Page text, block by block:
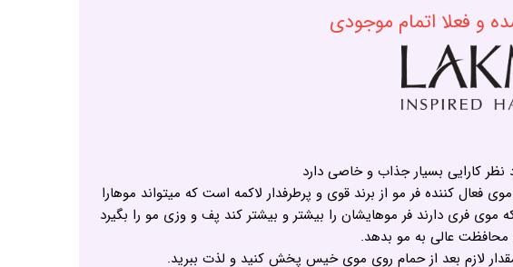
و فعلا اتمام موجودی
کارایی بسیار جذاب و خاصی دارد
فعال کننده فر مو از برند قوی و پرطرفدار لاکمه است که میتواند موهارا
که موی فری دارند فر موهایشان را بیشتر و بیشتر کند پف و وزی مو را بگیرد
عالی به مو بدهد.
لازم بعد از حمام روی موی خیس پخش کنید و لذت ببرید.